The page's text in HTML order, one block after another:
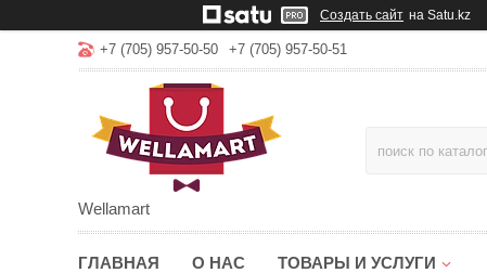
Создать сайт на Satu.kz
+7 (705) 957-50-50 +7 (705) 957-50-51
Wellamart
ГЛАВНАЯ О НАС ТОВАРЫ И УСЛУГИ